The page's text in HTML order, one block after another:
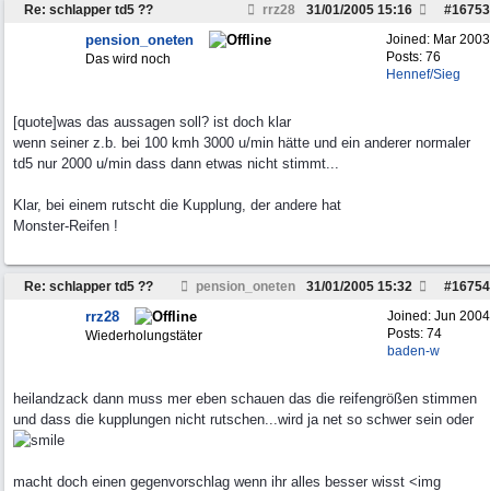
Re: schlapper td5 ?? rrz28 #16753
31/01/2005 15:16
Joined: Mar 2003
Posts: 76
Hennef/Sieg
pension_oneten
Das wird noch
[quote]was das aussagen soll? ist doch klar
wenn seiner z.b. bei 100 kmh 3000 u/min hätte und ein anderer normaler
td5 nur 2000 u/min dass dann etwas nicht stimmt...
Klar, bei einem rutscht die Kupplung, der andere hat
Monster-Reifen !
Re: schlapper td5 ?? pension_oneten #16754
31/01/2005 15:32
Joined: Jun 2004
Posts: 74
baden-w
rrz28
Wiederholungstäter
heilandzack dann muss mer eben schauen das die reifengrößen stimmen
und dass die kupplungen nicht rutschen...wird ja net so schwer sein oder
macht doch einen gegenvorschlag wenn ihr alles besser wisst <img